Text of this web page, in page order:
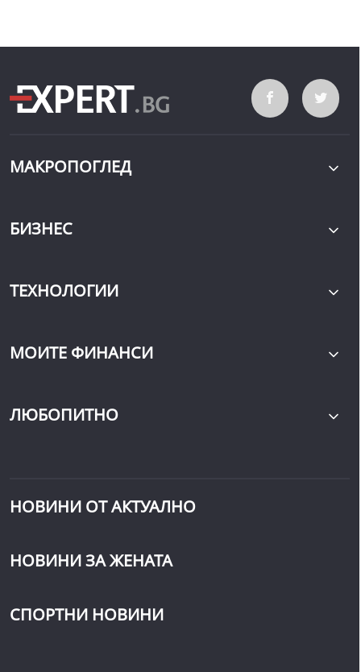
МАКРОПОГЛЕД
БИЗНЕС
ТЕХНОЛОГИИ
МОИТЕ ФИНАНСИ
ЛЮБОПИТНО
НОВИНИ ОТ АКТУАЛНО
НОВИНИ ЗА ЖЕНАТА
СПОРТНИ НОВИНИ